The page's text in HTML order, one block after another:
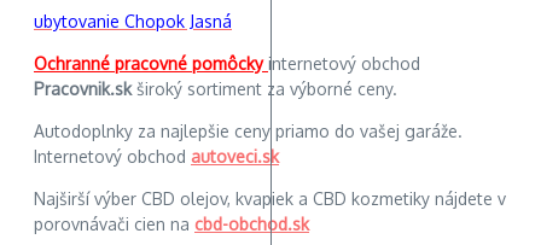
ubytovanie Chopok Jasná
Ochranné pracovné pomôckyinternetový obchod
Pracovnik.skširoký sortiment za výborné ceny.
Autodoplnky za najlepšie ceny priamo do vašej garáže.
Internetový obchod autoveci.sk
Najširší výber CBD olejov, kvapiek a CBD kozmetiky nájdete v
porovnávači cien na cbd-obchod.sk